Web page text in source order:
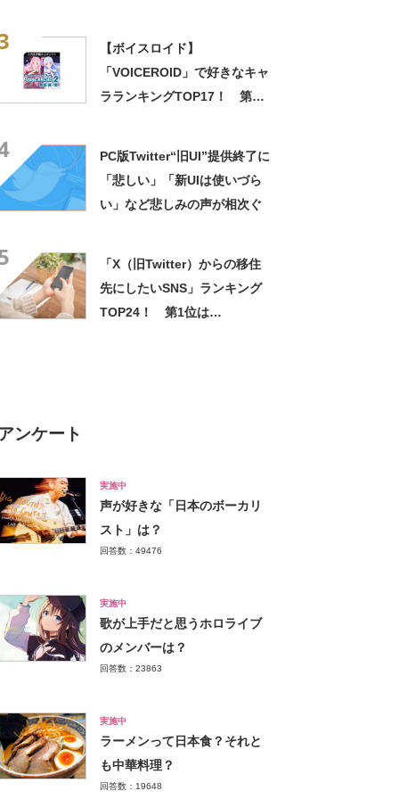
【ボイスロイド】
「VOICEROID」で好きなキャ
ラランキングTOP17！ 第1
PC版Twitter“旧UI”提供終了に
「悲しい」「新UIは使いづら
い」など悲しみの声が相次ぐ
「X（旧Twitter）からの移住
先にしたいSNS」ランキング
TOP24！ 第1位は
ンケート
実施中
声が好きな「日本のボーカリ
スト」は？
回答数：49476
実施中
歌が上手だと思うホロライブ
のメンバーは？
回答数：23863
実施中
ラーメンって日本食？それと
も中華料理？
回答数：19648